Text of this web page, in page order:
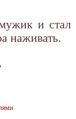
и стал
наживать.